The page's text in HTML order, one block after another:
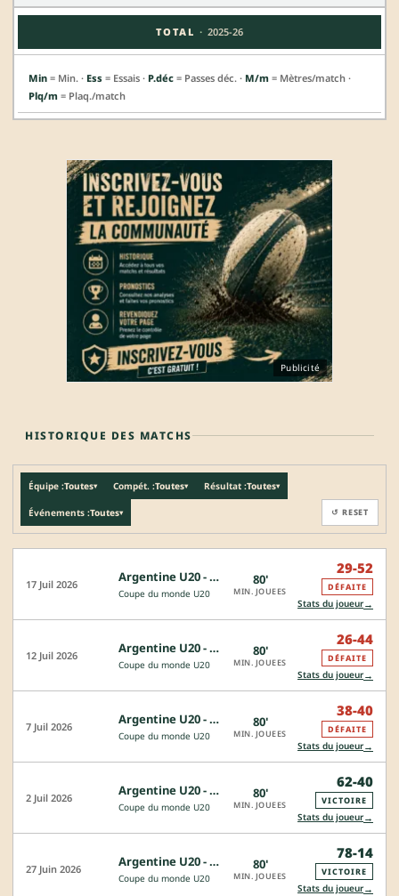
TOTAL · 2025-26
Min = Min. · Ess = Essais · P.déc = Passes déc. · M/m = Mètres/match ·
Plq/m = Plaq./match
Publicité
HISTORIQUE DES MATCHS
Équipe :Toutes▾ Compét. :Toutes▾ Résultat :Toutes▾
Événements :Toutes▾ ↺ RESET
17 Juil 2026 Argentine U20 - Australie U20
Coupe du monde U20
80'
MIN. JOUEES
29-52
DÉFAITE
Stats du joueur→
12 Juil 2026 Argentine U20 - Ecosse U20
Coupe du monde U20
80'
MIN. JOUEES
26-44
DÉFAITE
Stats du joueur→
7 Juil 2026 Argentine U20 - Angleterre U20
Coupe du monde U20
80'
MIN. JOUEES
38-40
DÉFAITE
Stats du joueur→
2 Juil 2026 Argentine U20 - Irlande U20
Coupe du monde U20
80'
MIN. JOUEES
62-40
VICTOIRE
Stats du joueur→
27 Juin 2026 Argentine U20 - Etats-Unis U20
Coupe du monde U20
80'
MIN. JOUEES
78-14
VICTOIRE
Stats du joueur→